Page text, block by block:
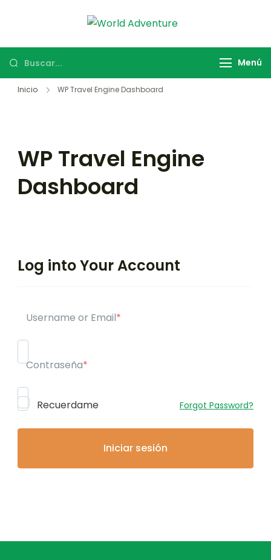
Adventure
Activo
Menú
Inicio WP Travel Engine Dashboard
WP Travel Engine
Dashboard
Log into Your Account
Username or Email*
Contraseña*
Recuerdame Forgot Password?